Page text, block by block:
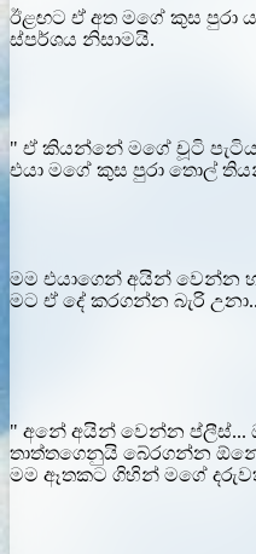
ඊළඟට ඒ අත මගේ කුස පුරා
ස්පර්ශය නිසාමයි.
" ඒ කියන්නේ මගේ චූටි
එයා මගේ කුස පුරා තොල්
මම එයාගෙන් අයින් වෙන්න
මට ඒ දේ කරගන්න බැරි උනා..
" අනේ අයින් වෙන්න ප්ලීස්...
තාත්තගෙනුයි බේරගන්න
මම ඈතකට ගිහින් මගේ